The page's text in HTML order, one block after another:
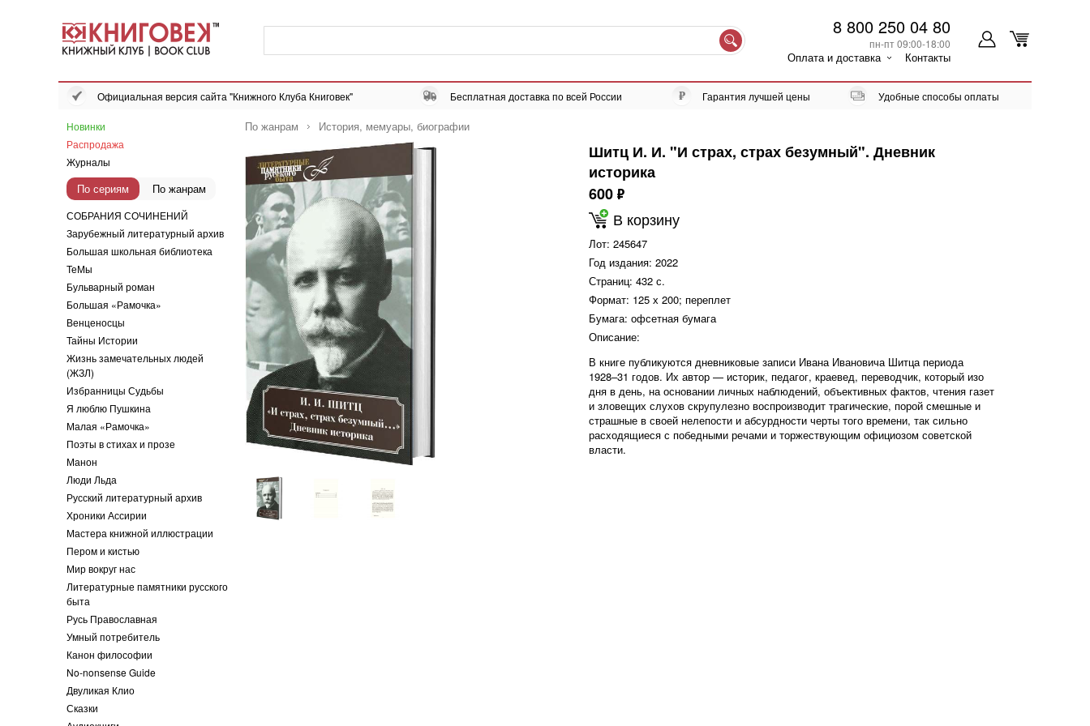
8 800 250 04 80
пн-пт 09:00-18:00
Оплата и доставка Контакты
Официальная версия сайта "Книжного Клуба Книговек" Бесплатная доставка по всей России Гарантия лучшей цены Удобные способы оплаты
Новинки
Распродажа
Журналы
По сериям По жанрам
СОБРАНИЯ СОЧИНЕНИЙ
Зарубежный литературный архив
Большая школьная библиотека
ТеМы
Бульварный роман
Большая «Рамочка»
Венценосцы
Тайны Истории
Жизнь замечательных людей
(ЖЗЛ)
Избранницы Судьбы
Я люблю Пушкина
Малая «Рамочка»
Поэты в стихах и прозе
Манон
Люди Льда
Русский литературный архив
Хроники Ассирии
Мастера книжной иллюстрации
Пером и кистью
Мир вокруг нас
Литературные памятники русского
быта
Русь Православная
Умный потребитель
Канон философии
No-nonsense Guide
Двуликая Клио
Сказки
По жанрам История, мемуары, биографии
Шитц И. И. "И страх, страх безумный". Дневник
историка
600 ф
В корзину
Лот: 245647
Год издания: 2022
Страниц: 432 с.
Формат: 125 х 200; переплет
Бумага: офсетная бумага
Описание:
В книге публикуются дневниковые записи Ивана Ивановича Шитца периода
1928–31 годов. Их автор — историк, педагог, краевед, переводчик, который изо
дня в день, на основании личных наблюдений, объективных фактов, чтения газет
и зловещих слухов скрупулезно воспроизводит трагические, порой смешные и
страшные в своей нелепости и абсурдности черты того времени, так сильно
расходящиеся с победными речами и торжествующим официозом советской
власти.